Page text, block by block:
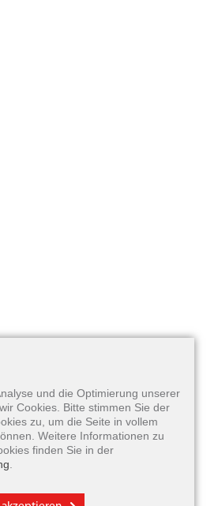
Im-Ohr-Hörgeräte
und die Optimierung unserer
Cookies. Bitte stimmen Sie der
zu, um die Seite in vollem
Weitere Informationen zu
finden Sie in der